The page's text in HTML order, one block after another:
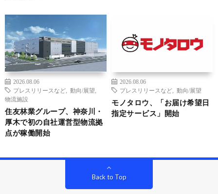
2026.08.06
プレスリリースなど
動向/展望
物流施設
住友林業グループ、神奈川・
厚木で初の自社運営型物流拠
点が稼働開始
2026.08.06
プレスリリースなど
動向/展望
モノタロウ、「お届け希望日
指定サービス」開始
Back to Top